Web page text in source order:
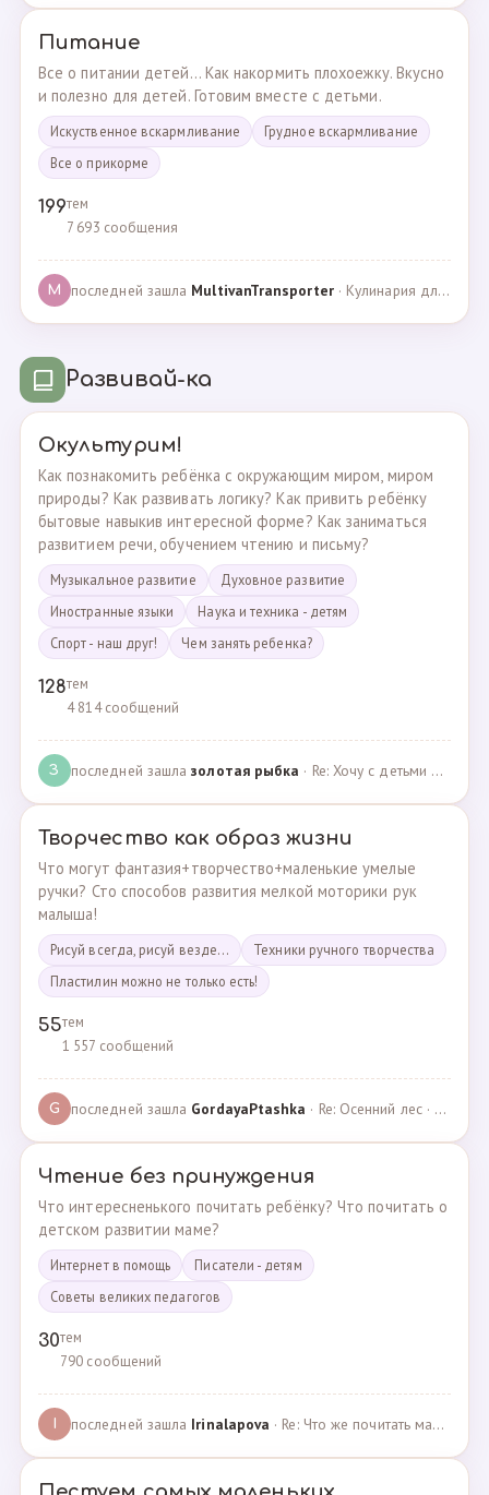
Питание
Все о питании детей... Как накормить плохоежку. Вкусно
и полезно для детей. Готовим вместе с детьми.
Искуственное вскармливание
Грудное вскармливание
Все о прикорме
199тем
7 693 сообщения
M последней зашла MultivanTransporter· Кулинария для более старших · 24.10.2024
Развивай-ка
Окультурим!
Как познакомить ребёнка с окружающим миром, миром
природы? Как развивать логику? Как привить ребёнку
бытовые навыкив интересной форме? Как заниматься
развитием речи, обучением чтению и письму?
Музыкальное развитие
Духовное развитие
Иностранные языки
Наука и техника - детям
Спорт - наш друг!
Чем занять ребенка?
128тем
4 814 сообщений
З последней зашлазолотая рыбка · Re: Хочу с детьми поехать на следующей неделе в Сан… · 19.05.2024
Творчество как образ жизни
Что могут фантазия+творчество+маленькие умелые
ручки? Сто способов развития мелкой моторики рук
малыша!
Рисуй всегда, рисуй везде...
Техники ручного творчества
Пластилин можно не только есть!
55тем
1 557 сообщений
G последней зашла GordayaPtashka · Re: Осенний лес · 05.05.2022
Чтение без принуждения
Что интересненького почитать ребёнку? Что почитать о
детском развитии маме?
Интернет в помощь
Писатели - детям
Советы великих педагогов
30тем
790 сообщений
последней зашла Irinalapova · Re: Что же почитать маме о правильном воспитании ре? · 23.02.2025